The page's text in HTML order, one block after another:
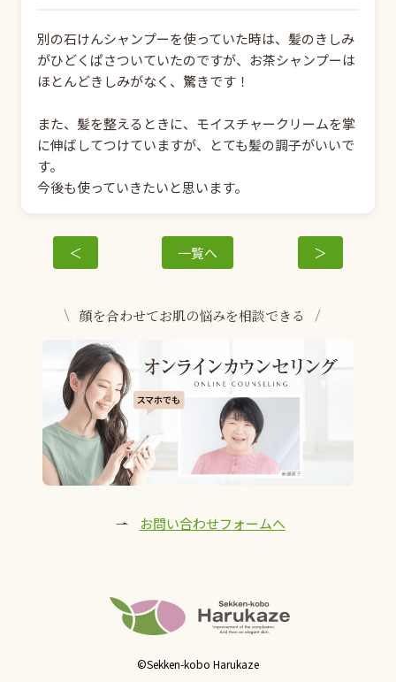
別の石けんシャンプーを使っていた時は、髪のきしみ
がひどくぱさついていたのですが、お茶シャンプーは
ほとんどきしみがなく、驚きです！
また、髪を整えるときに、モイスチャークリームを掌
に伸ばしてつけていますが、とても髪の調子がいいで
す。
今後も使っていきたいと思います。
＜ 一覧へ ＞
顔を合わせてお肌の悩みを相談できる
お問い合わせフォームへ
©Sekken-kobo Harukaze